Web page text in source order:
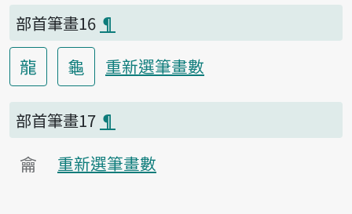
部首筆畫16 ¶
龍 龜 重新選筆畫數
部首筆畫17 ¶
龠 重新選筆畫數